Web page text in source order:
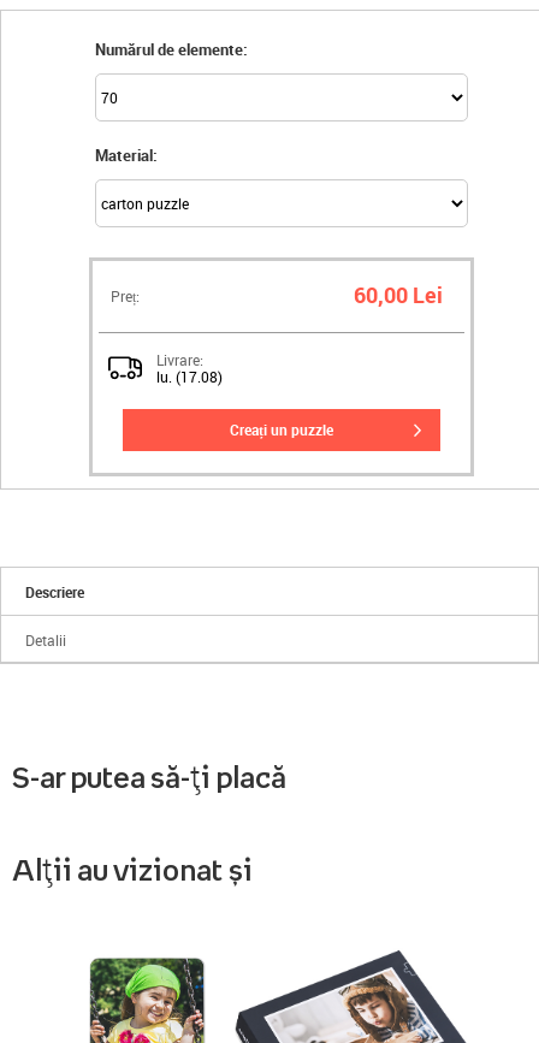
Numărul de elemente:
Material:
Preț: 60,00 Lei
Livrare:
lu. (17.08)
creați un puzzle
Descriere
Detalii
S-ar putea să-ți placă
Alții au vizionat și